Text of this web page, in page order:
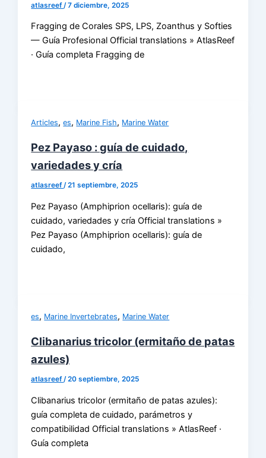
atlasreef/7 diciembre, 2025
Fragging de Corales SPS, LPS, Zoanthus y Softies
— Guía Profesional Official translations » AtlasReef
· Guía completa Fragging de
Articles,es, Marine Fish, Marine Water
Pez Payaso : guía de cuidado,
variedades y cría
atlasreef/21 septiembre, 2025
Pez Payaso (Amphiprion ocellaris): guía de
cuidado, variedades y cría Official translations »
Pez Payaso (Amphiprion ocellaris): guía de
cuidado,
es, Marine Invertebrates, Marine Water
Clibanarius tricolor (ermitaño de patas
azules)
atlasreef/20 septiembre, 2025
Clibanarius tricolor (ermitaño de patas azules):
guía completa de cuidado, parámetros y
compatibilidad Official translations » AtlasReef ·
Guía completa